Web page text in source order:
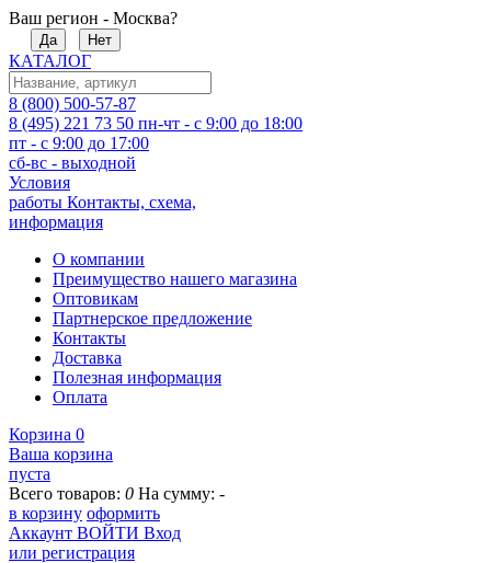
Ваш регион - Москва?
Да Нет
КАТАЛОГ
8 (800) 500-57-87
8 (495) 221 73 50 пн-чт - с 9:00 до 18:00
пт - с 9:00 до 17:00
сб-вс - выходной
Условия
работы Контакты, схема,
информация
О компании
Преимущество нашего магазина
Оптовикам
Партнерское предложение
Контакты
Доставка
Полезная информация
Оплата
Корзина 0
Ваша корзина
пуста
Всего товаров: 0 На сумму: -
в корзину оформить
Аккаунт ВОЙТИ Вход
или регистрация